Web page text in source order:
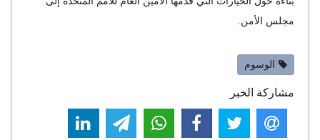
مجلس الأمن.
الوسوم
مشاركة الخبر